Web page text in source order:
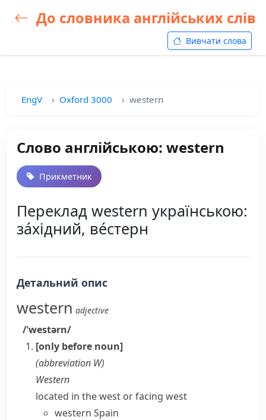
До словника англійських слів
Вивчати слова
EngV Oxford 3000 western
Слово англійською: western
Прикметник
Переклад western українською:
за́хідний, ве́стерн
Детальний опис
western adjective
/ˈwestərn/
[only before noun]
(abbreviation W)
Western
located in the west or facing west
western Spain